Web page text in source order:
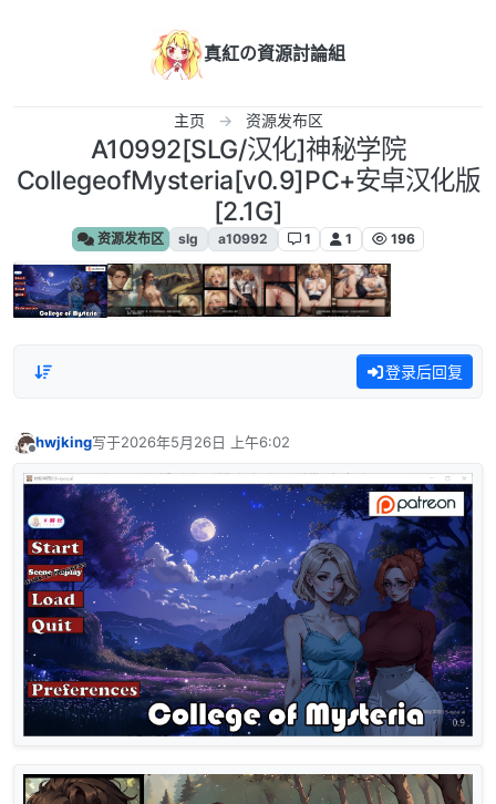
真紅の資源討論組
主页 资源发布区
A10992[SLG/汉化]神秘学院
CollegeofMysteria[v0.9]PC+安卓汉化版
[2.1G]
资源发布区 slg a10992 1 1 196
登录后回复
hwjking写于2026年5月26日 上午6:02
最后由 编辑